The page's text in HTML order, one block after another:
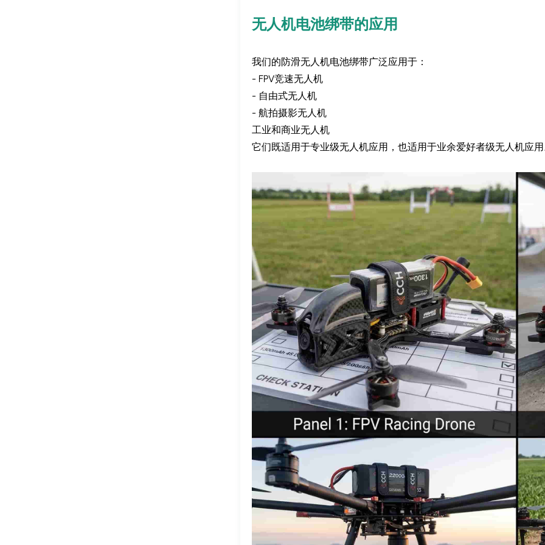
无人机电池绑带的应用
我们的防滑无人机电池绑带广泛应用于：
- FPV竞速无人机
- 自由式无人机
- 航拍摄影无人机
工业和商业无人机
它们既适用于专业级无人机应用，也适用于业余爱好者级无人机应